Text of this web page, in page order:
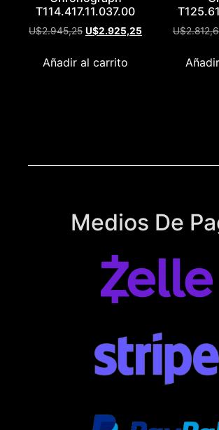
T114.417.11.037.00
U$2.945,25 U$2.925,25
Añadir al carrito
U$
Medios De